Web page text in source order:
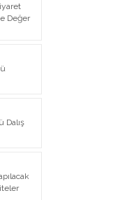
Değer
Dalış